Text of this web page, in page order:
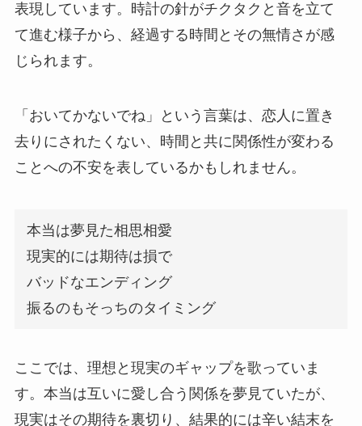
表現しています。時計の針がチクタクと音を立て
て進む様子から、経過する時間とその無情さが感
じられます。
「おいてかないでね」という言葉は、恋人に置き
去りにされたくない、時間と共に関係性が変わる
ことへの不安を表しているかもしれません。
本当は夢見た相思相愛
現実的には期待は損で
バッドなエンディング
振るのもそっちのタイミング
ここでは、理想と現実のギャップを歌っていま
す。本当は互いに愛し合う関係を夢見ていたが、
現実はその期待を裏切り、結果的には辛い結末を